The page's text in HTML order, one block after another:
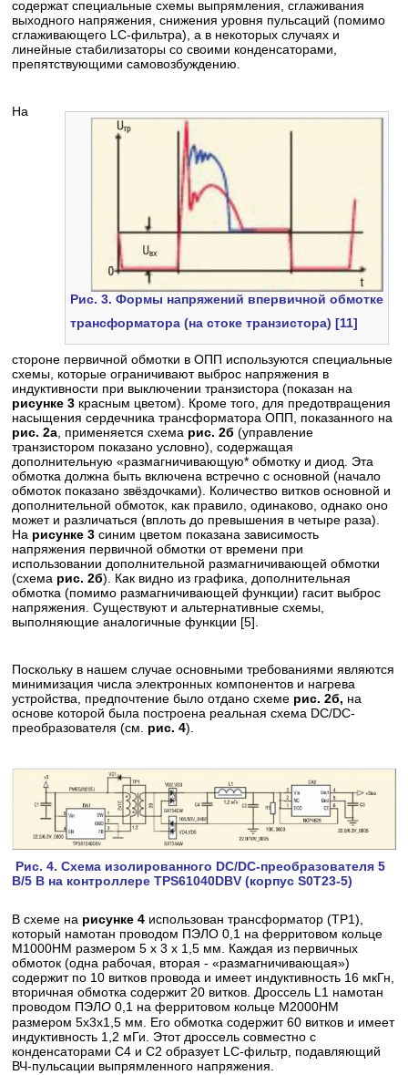
содержат специальные схемы выпрямления, сглаживания
выходного напряжения, снижения уровня пульсаций (помимо
сглаживающего LC-фильтра), а в некоторых случаях и
линейные стабилизаторы со своими конденсаторами,
препятствующими самовозбуждению.
Рис. 3. Формы напряжений впервичной обмотке
трансформатора (на стоке транзистора) [11]
На
стороне первичной обмотки в ОПП используются специальные
схемы, которые ограничивают выброс напряжения в
индуктивности при выключении транзистора (показан на
рисунке 3 красным цветом). Кроме того, для предотвращения
насыщения сердечника трансформатора ОПП, показанного на
рис. 2а, применяется схема рис. 2б (управление
транзистором показано условно), содержащая
дополнительную «размагничивающую* обмотку и диод. Эта
обмотка должна быть включена встречно с основной (начало
обмоток показано звёздочками). Количество витков основной и
дополнительной обмоток, как правило, одинаково, однако оно
может и различаться (вплоть до превышения в четыре раза).
На рисунке 3 синим цветом показана зависимость
напряжения первичной обмотки от времени при
использовании дополнительной размагничивающей обмотки
(схема рис. 2б). Как видно из графика, дополнительная
обмотка (помимо размагничивающей функции) гасит выброс
напряжения. Существуют и альтернативные схемы,
выполняющие аналогичные функции [5].
Поскольку в нашем случае основными требованиями являются
минимизация числа электронных компонентов и нагрева
устройства, предпочтение было отдано схеме рис. 2б, на
основе которой была построена реальная схема DC/DC-
преобразователя (см. рис. 4).
Рис. 4. Схема изолированного DC/DC-преобразователя 5
В/5 В на контроллере TPS61040DBV (корпус S0T23-5)
В схеме на рисунке 4 использован трансформатор (ТР1),
который намотан проводом ПЭЛО 0,1 на ферритовом кольце
М1000НМ размером 5 х 3 х 1,5 мм. Каждая из первичных
обмоток (одна рабочая, вторая - «размагничивающая»)
содержит по 10 витков провода и имеет индуктивность 16 мкГн,
вторичная обмотка содержит 20 витков. Дроссель L1 намотан
проводом ПЭЛО 0,1 на ферритовом кольце М2000НМ
размером 5x3x1,5 мм. Его обмотка содержит 60 витков и имеет
индуктивность 1,2 мГи. Этот дроссель совместно с
конденсаторами С4 и С2 образует LC-фильтр, подавляющий
ВЧ-пульсации выпрямленного напряжения.